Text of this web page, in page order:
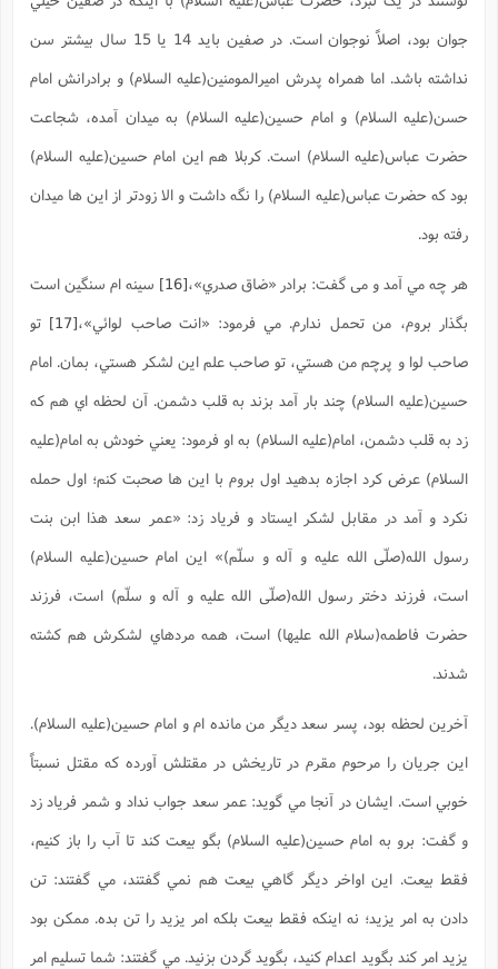
جوان بود، اصلاً نوجوان است. در صفين بايد 14 يا 15 سال بيشتر سن
نداشته باشد. اما همراه پدرش اميرالمومنين(علیه السلام) و برادرانش امام
حسن(علیه السلام) و امام حسين(علیه السلام) به ميدان آمده، شجاعت
حضرت عباس(علیه السلام) است. کربلا هم اين امام حسين(علیه السلام)
بود که حضرت عباس(علیه السلام) را نگه داشت و الا زودتر از اين ها ميدان
رفته بود.
هر چه مي آمد و می گفت: برادر «ضاق صدري»،[16]
سينه ام سنگين است
بگذار بروم، من تحمل ندارم. مي فرمود: «انت صاحب لوائي»،[17]
تو
صاحب لوا و پرچم من هستي، تو صاحب علم اين لشکر هستي، بمان. امام
حسين(علیه السلام) چند بار آمد بزند به قلب دشمن. آن لحظه اي هم که
زد به قلب دشمن، امام(علیه السلام) به او فرمود: يعني خودش به امام(علیه
السلام) عرض کرد اجازه بدهيد اول بروم با اين ها صحبت کنم؛ اول حمله
نکرد و آمد در مقابل لشکر ايستاد و فرياد زد: «عمر سعد هذا ابن بنت
رسول الله(صلّی الله علیه و آله و سلّم)» اين امام حسين(علیه السلام)
است، فرزند دختر رسول الله(صلّی الله علیه و آله و سلّم) است، فرزند
حضرت فاطمه(سلام الله علیها) است، همه مردهاي لشکرش هم کشته
شدند.
آخرين لحظه بود، پسر سعد ديگر من مانده ام و امام حسين(علیه السلام).
اين جريان را مرحوم مقرم در تاريخش در مقتلش آورده که مقتل نسبتاً
خوبي است. ايشان در آنجا مي گويد: عمر سعد جواب نداد و شمر فرياد زد
و گفت: برو به امام حسين(علیه السلام) بگو بيعت کند تا آب را باز کنيم،
فقط بيعت. اين اواخر ديگر گاهي بيعت هم نمي گفتند، مي گفتند: تن
دادن به امر يزيد؛ نه اينکه فقط بيعت بلکه امر يزيد را تن بده. ممکن بود
يزيد امر کند بگويد اعدام کنيد، بگويد گردن بزنيد. مي گفتند: شما تسليم امر